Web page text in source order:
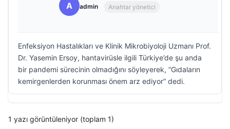
A admin Anahtar yönetici
Enfeksiyon Hastalıkları ve Klinik Mikrobiyoloji Uzmanı Prof.
Dr. Yasemin Ersoy, hantavirüsle ilgili Türkiye’de şu anda
bir pandemi sürecinin olmadığını söyleyerek, “Gıdaların
kemirgenlerden korunması önem arz ediyor” dedi.
1 yazı görüntüleniyor (toplam 1)